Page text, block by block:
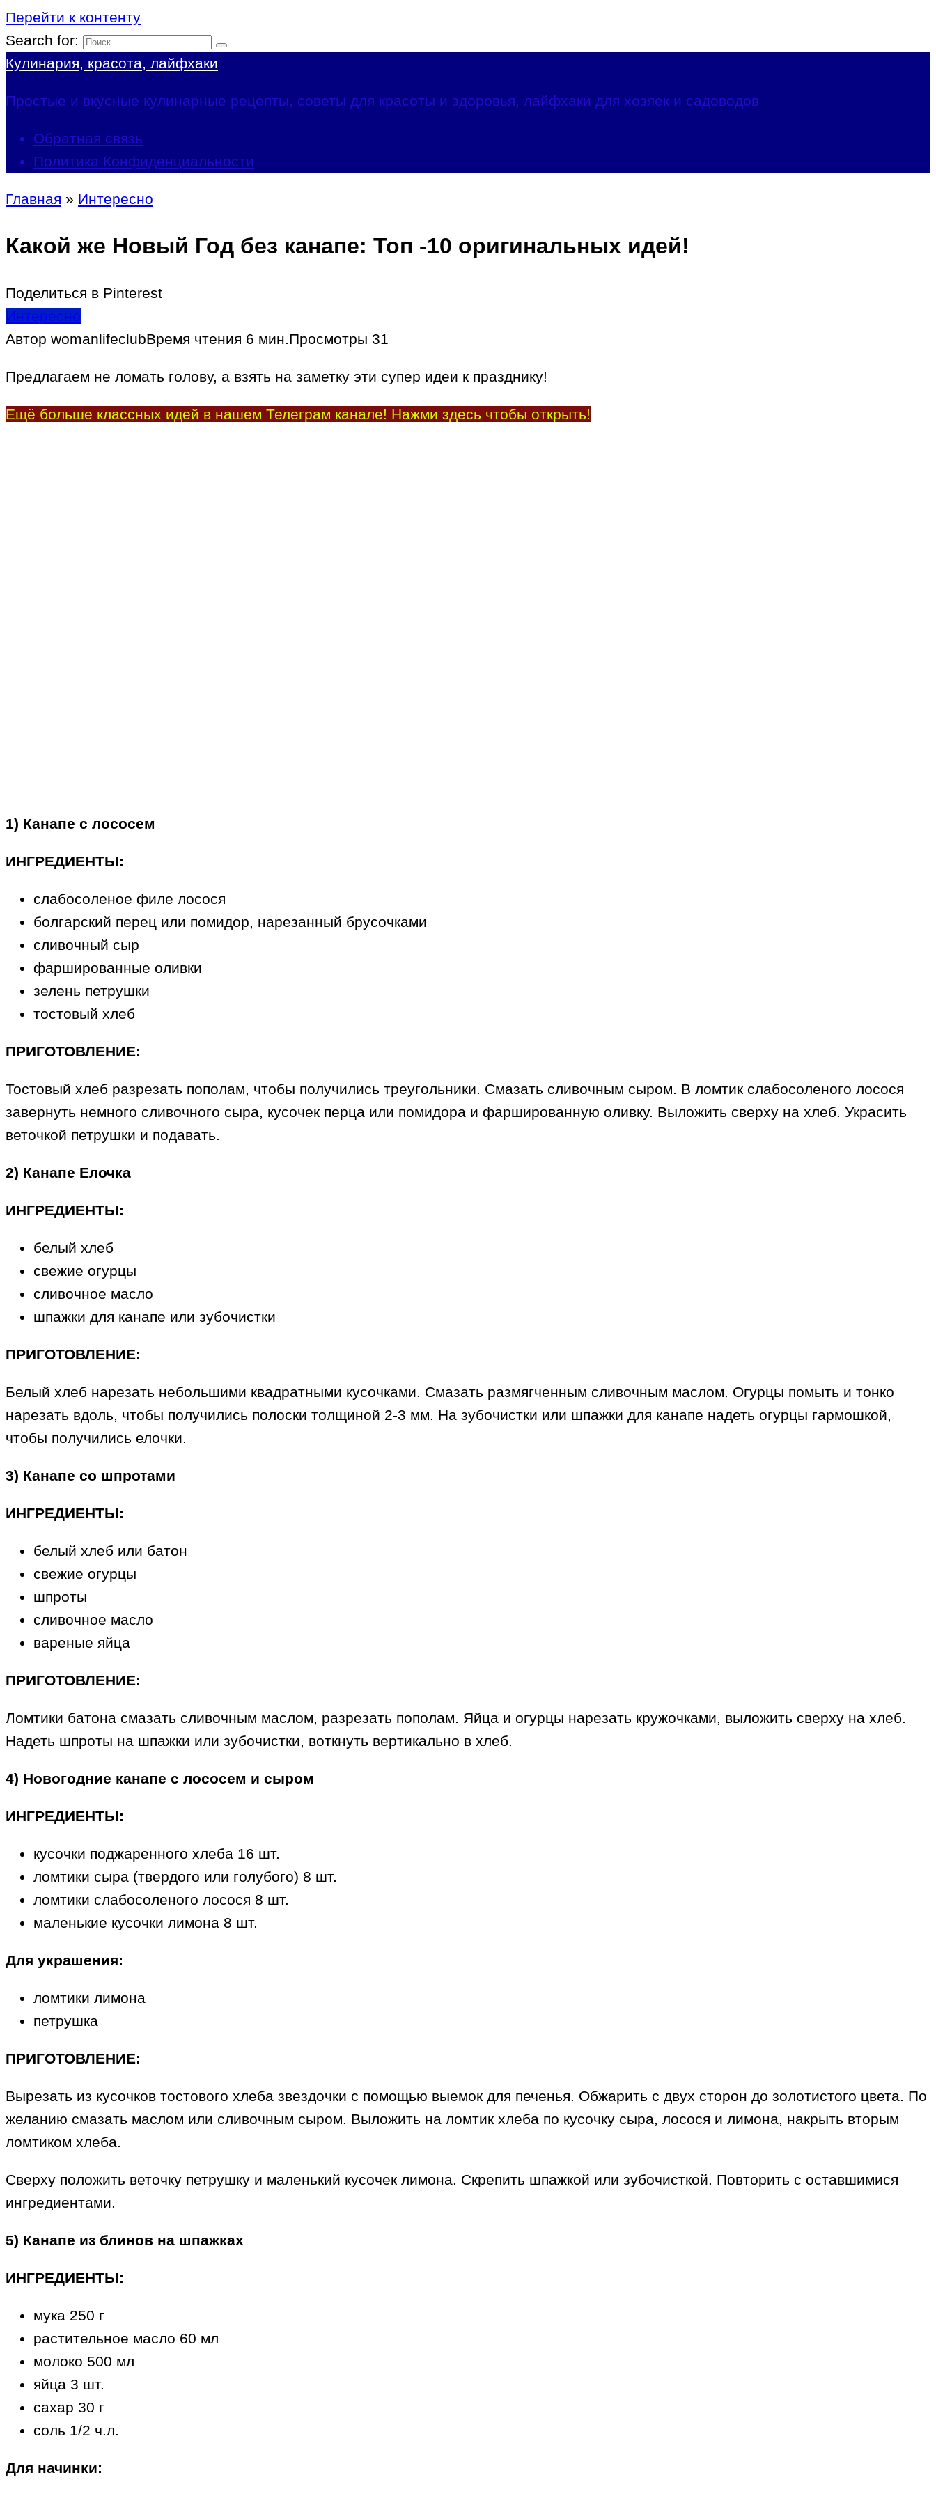
Перейти к контенту
Search for:
Кулинария, красота, лайфхаки
Простые и вкусные кулинарные рецепты, советы для красоты и здоровья, лайфхаки для хозяек и садоводов
Обратная связь
Политика Конфиденциальности
Главная » Интересно
Какой же Новый Год без канапе: Топ -10 оригинальных идей!
Поделиться в Pinterest
Интересно
Автор womanlifeclubВремя чтения 6 мин.Просмотры 31
Предлагаем не ломать голову, а взять на заметку эти супер идеи к празднику!
Ещё больше классных идей в нашем Телеграм канале! Нажми здесь чтобы открыть!
1) Канапе с лососем
ИНГРЕДИЕНТЫ:
слабосоленое филе лосося
болгарский перец или помидор, нарезанный брусочками
сливочный сыр
фаршированные оливки
зелень петрушки
тостовый хлеб
ПРИГОТОВЛЕНИЕ:
Тостовый хлеб разрезать пополам, чтобы получились треугольники. Смазать сливочным сыром. В ломтик слабосоленого лосося
завернуть немного сливочного сыра, кусочек перца или помидора и фаршированную оливку. Выложить сверху на хлеб. Украсить
веточкой петрушки и подавать.
2) Канапе Елочка
ИНГРЕДИЕНТЫ:
белый хлеб
свежие огурцы
сливочное масло
шпажки для канапе или зубочистки
ПРИГОТОВЛЕНИЕ:
Белый хлеб нарезать небольшими квадратными кусочками. Смазать размягченным сливочным маслом. Огурцы помыть и тонко
нарезать вдоль, чтобы получились полоски толщиной 2-3 мм. На зубочистки или шпажки для канапе надеть огурцы гармошкой,
чтобы получились елочки.
3) Канапе со шпротами
ИНГРЕДИЕНТЫ:
белый хлеб или батон
свежие огурцы
шпроты
сливочное масло
вареные яйца
ПРИГОТОВЛЕНИЕ:
Ломтики батона смазать сливочным маслом, разрезать пополам. Яйца и огурцы нарезать кружочками, выложить сверху на хлеб.
Надеть шпроты на шпажки или зубочистки, воткнуть вертикально в хлеб.
4) Новогодние канапе с лососем и сыром
ИНГРЕДИЕНТЫ:
кусочки поджаренного хлеба 16 шт.
ломтики сыра (твердого или голубого) 8 шт.
ломтики слабосоленого лосося 8 шт.
маленькие кусочки лимона 8 шт.
Для украшения:
ломтики лимона
петрушка
ПРИГОТОВЛЕНИЕ:
Вырезать из кусочков тостового хлеба звездочки с помощью выемок для печенья. Обжарить с двух сторон до золотистого цвета. По
желанию смазать маслом или сливочным сыром. Выложить на ломтик хлеба по кусочку сыра, лосося и лимона, накрыть вторым
ломтиком хлеба.
Сверху положить веточку петрушку и маленький кусочек лимона. Скрепить шпажкой или зубочисткой. Повторить с оставшимися
ингредиентами.
5) Канапе из блинов на шпажках
ИНГРЕДИЕНТЫ:
мука 250 г
растительное масло 60 мл
молоко 500 мл
яйца 3 шт.
сахар 30 г
соль 1/2 ч.л.
Для начинки: